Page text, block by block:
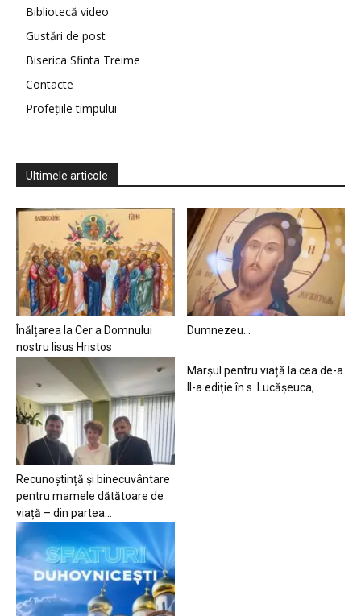
Bibliotecă video
Gustări de post
Biserica Sfinta Treime
Contacte
Profețiile timpului
Ultimele articole
Înălțarea la Cer a Domnului
nostru Iisus Hristos
Dumnezeu…
Recunoștință și binecuvântare
pentru mamele dătătoare de
viață – din partea...
Marșul pentru viață la cea de-a
II-a ediție în s. Lucășeuca,...